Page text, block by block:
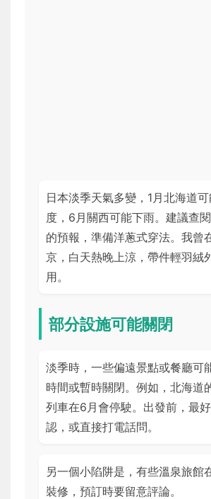
日本淡季天氣多變，1月北海道
度，6月關西可能下雨。建議查
的預報，準備洋蔥式穿法。我曾
京，白天熱晚上涼，帶件輕羽絨
用。
部分設施可能關閉
淡季時，一些偏遠景點或餐廳可
時間或暫時關閉。例如，北海道
列車在6月會停駛。出發前，最
認，或直接打電話問。
另一個小陷阱是，有些溫泉旅館
裝修，預訂時要留意評論。